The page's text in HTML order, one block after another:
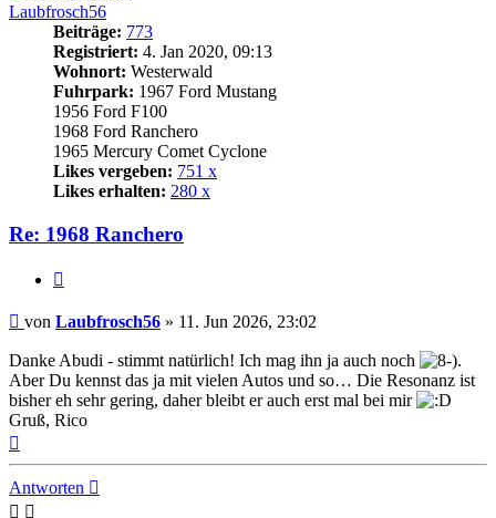
Laubfrosch56
Beiträge: 773
Registriert: 4. Jan 2020, 09:13
Wohnort: Westerwald
Fuhrpark: 1967 Ford Mustang
1956 Ford F100
1968 Ford Ranchero
1965 Mercury Comet Cyclone
Likes vergeben: 751 x
Likes erhalten: 280 x
Re: 1968 Ranchero
Beitrag
von Laubfrosch56 » 11. Jun 2026, 23:02
Danke Abudi - stimmt natürlich! Ich mag ihn ja auch noch
.
Aber Du kennst das ja mit vielen Autos und so… Die Resonanz ist
bisher eh sehr gering, daher bleibt er auch erst mal bei mir
Gruß, Rico
oben
Antworten